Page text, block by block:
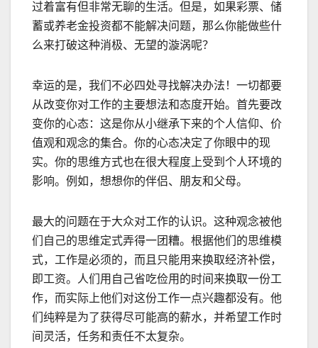
过着富有但非常无聊的生活。但是，如果彩票、储
蓄或养老金投资都不能解决问题，那么你能做些什
么来打破这种消极、无望的漩涡呢？
幸运的是，我们不必四处寻找解决办法！一切都要
从改变你对工作的主要想法和态度开始。首先要改
变你的心态：这是你从小继承下来的个人信仰、价
值观和观念的集合。你的心态决定了你眼中的现
实。你的思维方式也在很大程度上受到个人环境的
影响。例如，想想你的伴侣、朋友和父母。
最大的问题在于大众对工作的认识。这种观念被他
们自己的思维定式弄得一团糟。根据他们的思维模
式，工作是必须的，而且只能用来换取经济补偿，
即工资。人们用自己省吃俭用的时间来换取一份工
作，而实际上他们对这份工作一点兴趣都没有。他
们纯粹是为了获得尽可能高的薪水，并希望工作时
间灵活，任务和责任不太复杂。